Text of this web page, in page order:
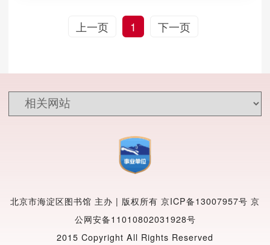
上一页 1 下一页
北京市海淀区图书馆 主办 | 版权所有 京ICP备13007957号 京
公网安备11010802031928号
2015 Copyright All Rights Reserved